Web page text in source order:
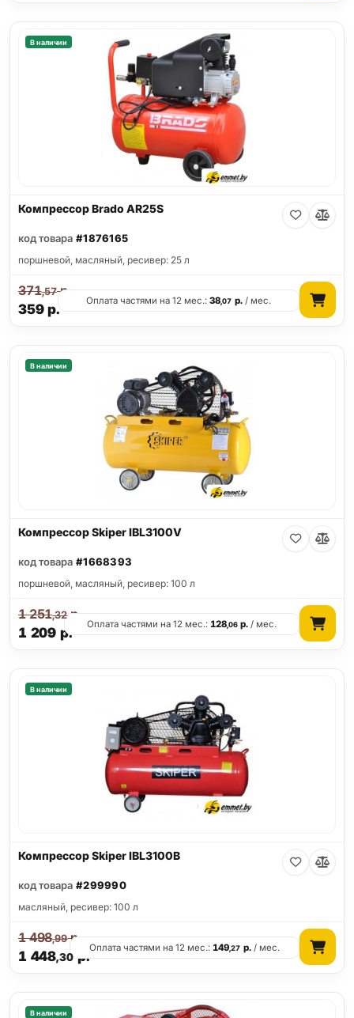
В наличии
Компрессор Brado AR25S
код товара #1876165
поршневой, масляный, ресивер: 25 л
359р.
371,57р.
Оплата частями на 12 мес.:38,07 р./ мес.
В наличии
Компрессор Skiper IBL3100V
код товара #1668393
поршневой, масляный, ресивер: 100 л
1 209 р.
1 251,32р.
Оплата частями на 12 мес.:128,06 р. / мес.
В наличии
Компрессор Skiper IBL3100B
код товара #299990
масляный, ресивер: 100 л
1 448,30 р.
1 498,99р.
Оплата частями на 12 мес.:149,27 р./ мес.
В наличии